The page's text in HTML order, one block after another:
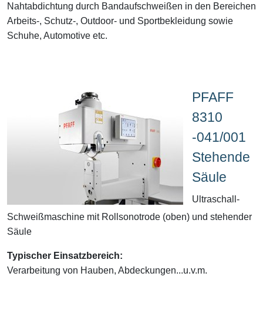
Nahtabdichtung durch Bandaufschweißen in den Bereichen
Arbeits-, Schutz-, Outdoor- und Sportbekleidung sowie
Schuhe, Automotive etc.
PFAFF
8310
-041/001
Stehende
Säule
Ultraschall-
Schweißmaschine mit Rollsonotrode (oben) und stehender
Säule
Typischer Einsatzbereich:
Verarbeitung von Hauben, Abdeckungen...u.v.m.